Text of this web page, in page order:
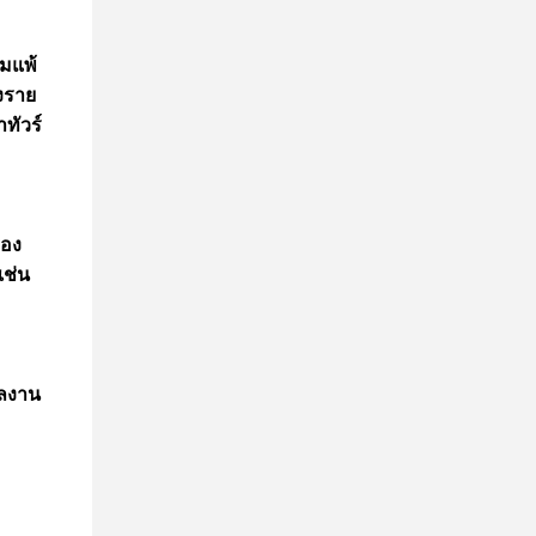
แพ้
าย
ทัวร์
ง
ช่น
งาน